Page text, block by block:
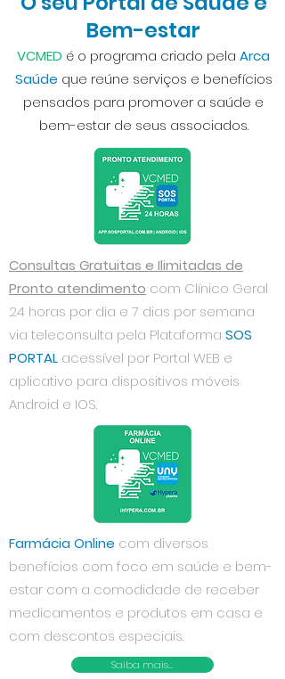
Bem-estar
VCMED é o programa criado pela Arca
Saúde que reúne serviços e benefícios
pensados para promover a saúde e
bem-estar de seus associados.
Consultas Gratuitas e Ilimitadas de
Pronto atendimento com Clínico Geral
24 horas por dia e 7 dias por semana
via teleconsulta pela Plataforma SOS
PORTAL acessível por Portal WEB e
aplicativo para dispositivos móveis
Android e IOS.
Farmácia Online com diversos
benefícios com foco em saúde e bem-
estar com a comodidade de receber
medicamentos e produtos em casa e
com descontos especiais.
Saiba mais...